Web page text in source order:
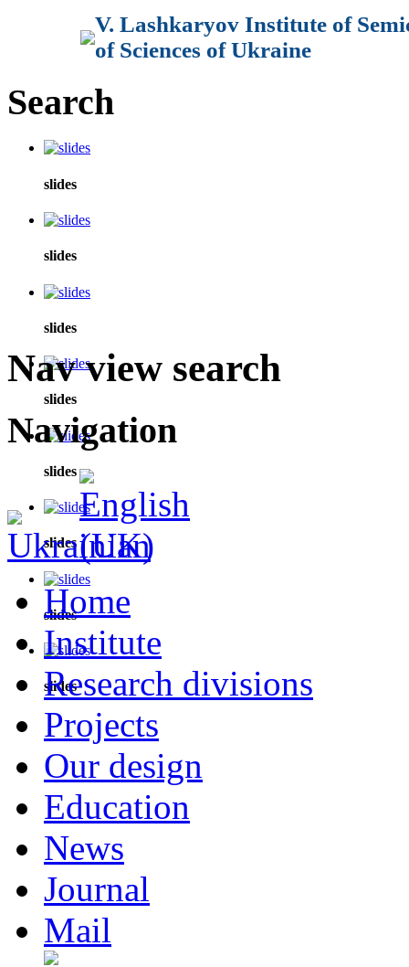
V. Lashkaryov Institute of
of Sciences of Ukraine
Search
slides
slides
slides
slides
slides
slides
slides
slides
Nav view search
Navigation
Home
Institute
Research divisions
Projects
Our design
Education
News
Journal
Mail